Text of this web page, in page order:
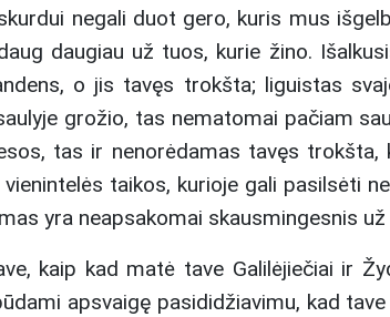
negali duot gero, kuris mus
daugiau už tuos, kurie žino.
o jis tavęs trokšta; liguistas
grožio, tas nematomai pačiam
tas ir nenorėdamas tavęs trokšta,
taikos, kurioje gali pasilsėti
yra neapsakomai skausmingesnis už
kaip kad matė tave Galilėjiečiai ir
apsvaigę pasididžiavimu, kad